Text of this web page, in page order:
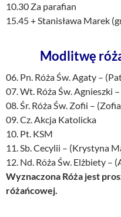
10.30 Za parafian
15.45 + Stanisława Marek
Modlitwę
06. Pn. Róża Św. Agaty –
07. Wt. Róża Św. Agnieszki
08. Śr. Róża Św. Zofii –
09. Cz. Akcja Katolicka
10. Pt. KSM
11. Sb. Cecylii – (Krystyna
12. Nd. Róża Św. Elżbiety –
Wyznaczona Róża jest
różańcowej.